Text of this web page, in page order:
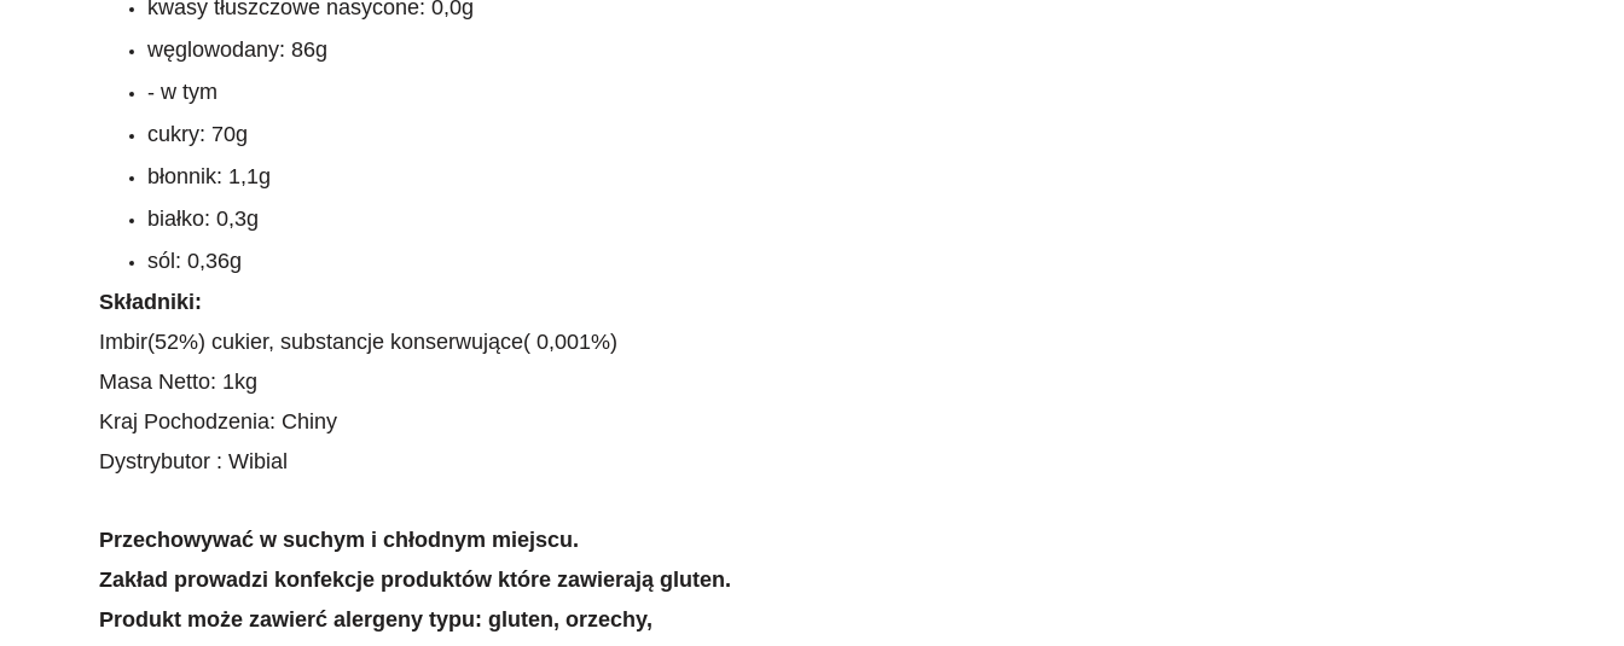
kwasy tłuszczowe nasycone: 0,0g
węglowodany: 86g
- w tym
cukry: 70g
błonnik: 1,1g
białko: 0,3g
sól: 0,36g
Składniki:
Imbir(52%) cukier, substancje konserwujące( 0,001%)
Masa Netto: 1kg
Kraj Pochodzenia: Chiny
Dystrybutor : Wibial
Przechowywać w suchym i chłodnym miejscu.
Zakład prowadzi konfekcje produktów które zawierają gluten.
Produkt może zawierć alergeny typu: gluten, orzechy,